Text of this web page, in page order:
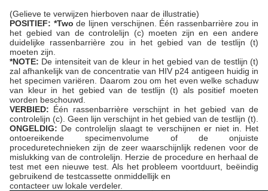
(Gelieve te verwijzen hierboven naar de illustratie)
POSITIEF: *Two de lijnen verschijnen. Één rassenbarrière zou in
het gebied van de controlelijn (c) moeten zijn en een andere
duidelijke rassenbarrière zou in het gebied van de testlijn (t)
moeten zijn.
*NOTE: De intensiteit van de kleur in het gebied van de testlijn (t)
zal afhankelijk van de concentratie van HIV p24 antigeen huidig in
het specimen variëren. Daarom zou om het even welke schaduw
van kleur in het gebied van de testlijn (t) als positief moeten
worden beschouwd.
VERBIED: Één rassenbarrière verschijnt in het gebied van de
controlelijn (c). Geen lijn verschijnt in het gebied van de testlijn (t).
ONGELDIG: De controlelijn slaagt te verschijnen er niet in. Het
ontoereikende specimenvolume of de onjuiste
proceduretechnieken zijn de zeer waarschijnlijk redenen voor de
mislukking van de controlelijn. Herzie de procedure en herhaal de
test met een nieuwe test. Als het probleem voortduurt, beëindig
gebruikend de testcassette onmiddellijk en
contacteer uw lokale verdeler.